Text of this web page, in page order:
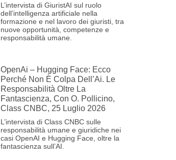
L’intervista di GiuristAI sul ruolo
dell’intelligenza artificiale nella
formazione e nel lavoro dei giuristi, tra
nuove opportunità, competenze e
responsabilità umane.
OpenAi – Hugging Face: Ecco
Perché Non È Colpa Dell’Ai. Le
Responsabilità Oltre La
Fantascienza, Con O. Pollicino,
Class CNBC, 25 Luglio 2026
L’intervista di Class CNBC sulle
responsabilità umane e giuridiche nei
casi OpenAI e Hugging Face, oltre la
fantascienza sull’AI.